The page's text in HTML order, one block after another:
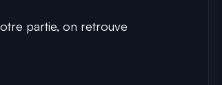
partie, on retrouve